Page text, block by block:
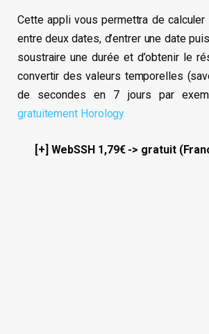
Cette appli vous permettra de calculer
entre deux dates, d’entrer une date
soustraire une durée et d’obtenir le
convertir des valeurs temporelles
de secondes en 7 jours par
gratuitement Horology.
[+] WebSSH 1,79€ -> gratuit